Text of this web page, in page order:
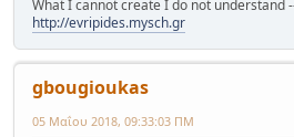
What I cannot create I do not understand
http://evripides.mysch.gr
gbougioukas
05 Μαΐου 2018, 09:33:03 ΠΜ